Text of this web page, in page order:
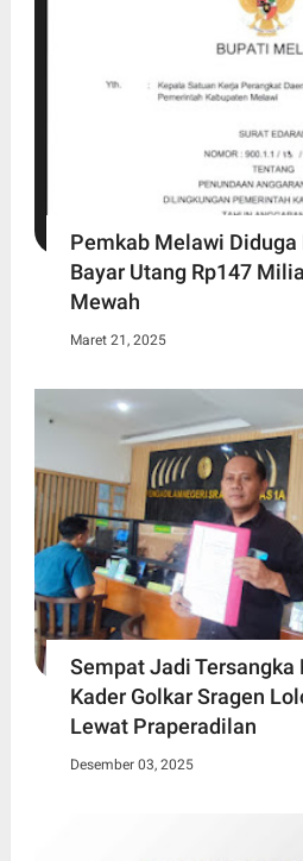
Pemkab Melawi Diduga
Bayar Utang Rp147
Mewah
Maret 21, 2025
Sempat Jadi Tersangka
Kader Golkar Sragen
Lewat Praperadilan
Desember 03, 2025